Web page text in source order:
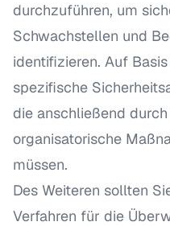
durchzuführen, um
Schwachstellen und
identifizieren. Auf
spezifische
die anschließend
organisatorische
müssen.
Des Weiteren sollten
Verfahren für die